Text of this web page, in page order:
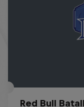
Red Bull